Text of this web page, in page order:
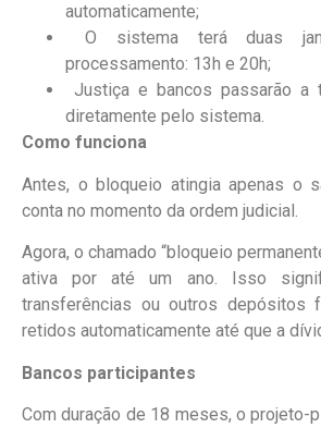
automaticamente;
O sistema terá duas
processamento: 13h e 20h;
Justiça e bancos passarão a
diretamente pelo sistema.
Como funciona
Antes, o bloqueio atingia apenas o
conta no momento da ordem judicial.
Agora, o chamado “bloqueio
ativa por até um ano. Isso
transferências ou outros depósitos
retidos automaticamente até que a
Bancos participantes
Com duração de 18 meses, o projeto-